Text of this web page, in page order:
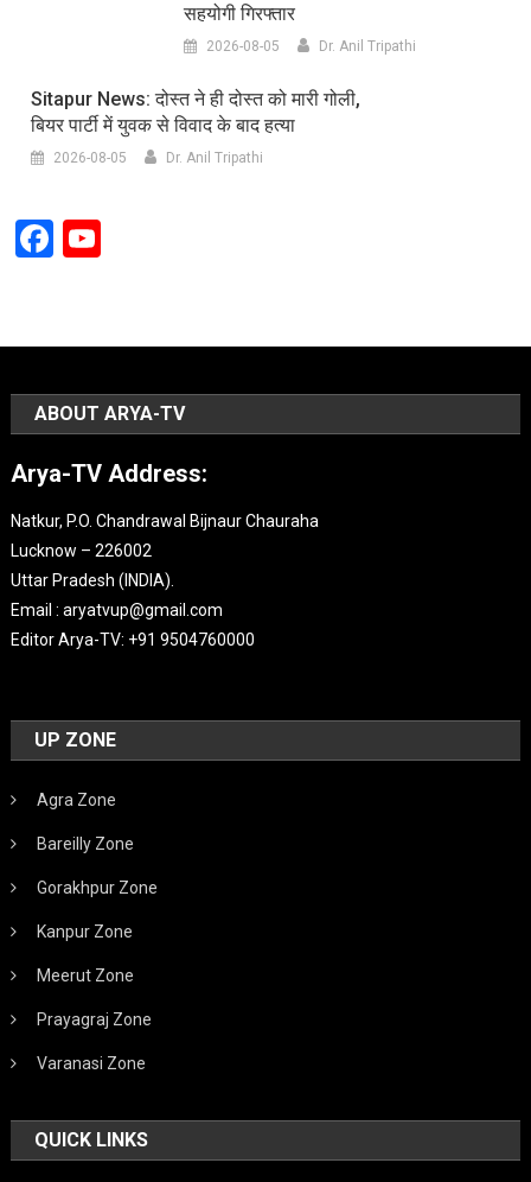
सहयोगी गिरफ्तार
2026-08-05 Dr. Anil Tripathi
Sitapur News: दोस्त ने ही दोस्त को मारी गोली,
बियर पार्टी में युवक से विवाद के बाद हत्या
2026-08-05 Dr. Anil Tripathi
Facebook
YouTube
ABOUT ARYA-TV
Arya-TV Address:
Natkur, P.O. Chandrawal Bijnaur Chauraha
Lucknow – 226002
Uttar Pradesh (INDIA).
Email : aryatvup@gmail.com
Editor Arya-TV: +91 9504760000
UP ZONE
Agra Zone
Bareilly Zone
Gorakhpur Zone
Kanpur Zone
Meerut Zone
Prayagraj Zone
Varanasi Zone
QUICK LINKS